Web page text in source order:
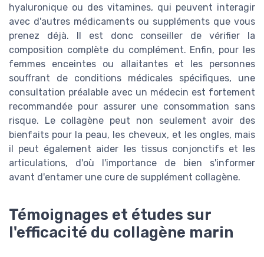
hyaluronique ou des vitamines, qui peuvent interagir
avec d'autres médicaments ou suppléments que vous
prenez déjà. Il est donc conseiller de vérifier la
composition complète du complément. Enfin, pour les
femmes enceintes ou allaitantes et les personnes
souffrant de conditions médicales spécifiques, une
consultation préalable avec un médecin est fortement
recommandée pour assurer une consommation sans
risque. Le collagène peut non seulement avoir des
bienfaits pour la peau, les cheveux, et les ongles, mais
il peut également aider les tissus conjonctifs et les
articulations, d'où l'importance de bien s'informer
avant d'entamer une cure de supplément collagène.
Témoignages et études sur
l'efficacité du collagène marin